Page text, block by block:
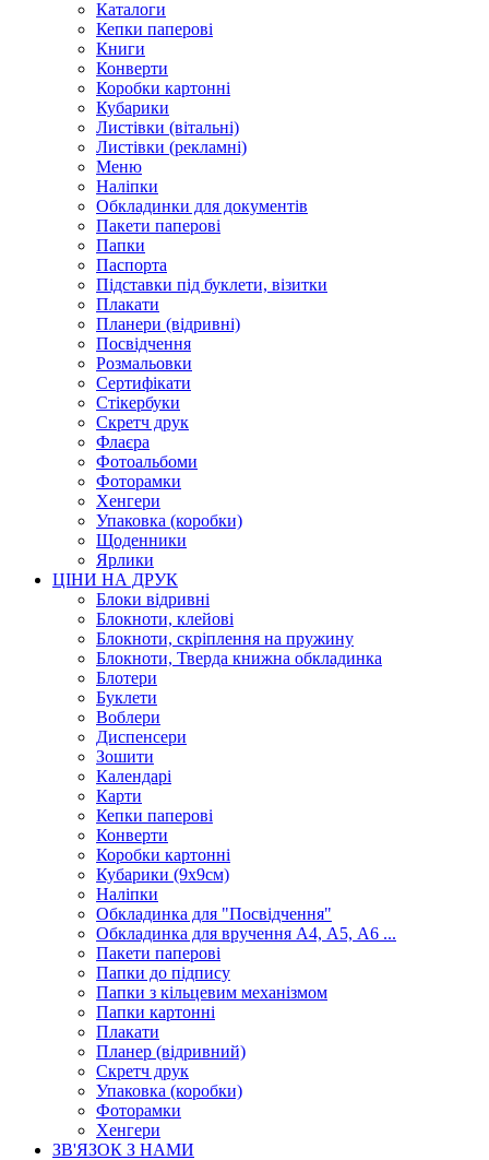
Каталоги
Кепки паперові
Книги
Конверти
Коробки картонні
Кубарики
Листівки (вітальні)
Листівки (рекламні)
Меню
Наліпки
Обкладинки для документів
Пакети паперові
Папки
Паспорта
Підставки під буклети, візитки
Плакати
Планери (відривні)
Посвідчення
Розмальовки
Сертифікати
Стікербуки
Скретч друк
Флаєра
Фотоальбоми
Фоторамки
Хенгери
Упаковка (коробки)
Щоденники
Ярлики
ЦІНИ НА ДРУК
Блоки відривні
Блокноти, клейові
Блокноти, скріплення на пружину
Блокноти, Тверда книжна обкладинка
Блотери
Буклети
Воблери
Диспенсери
Зошити
Календарі
Карти
Кепки паперові
Конверти
Коробки картонні
Кубарики (9х9см)
Наліпки
Обкладинка для "Посвідчення"
Обкладинка для вручення А4, А5, А6 ...
Пакети паперові
Папки до підпису
Папки з кільцевим механізмом
Папки картонні
Плакати
Планер (відривний)
Скретч друк
Упаковка (коробки)
Фоторамки
Хенгери
ЗВ'ЯЗОК З НАМИ